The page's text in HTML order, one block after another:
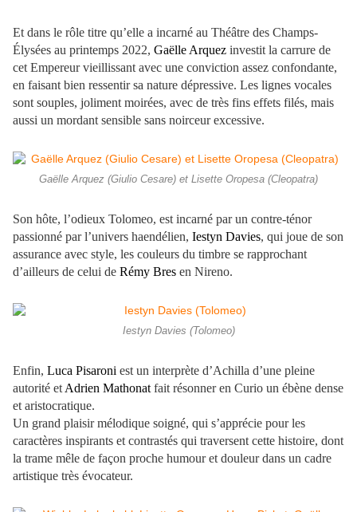
Et dans le rôle titre qu’elle a incarné au Théâtre des Champs-
Élysées au printemps 2022, Gaëlle Arquez investit la carrure de
cet Empereur vieillissant avec une conviction assez confondante,
en faisant bien ressentir sa nature dépressive. Les lignes vocales
sont souples, joliment moirées, avec de très fins effets filés, mais
aussi un mordant sensible sans noirceur excessive.
Gaëlle Arquez (Giulio Cesare) et Lisette Oropesa (Cleopatra)
Son hôte, l’odieux Tolomeo, est incarné par un contre-ténor
passionné par l’univers haendélien, Iestyn Davies, qui joue de son
assurance avec style, les couleurs du timbre se rapprochant
d’ailleurs de celui de Rémy Bres en Nireno.
Iestyn Davies (Tolomeo)
Enfin, Luca Pisaroni est un interprète d’Achilla d’une pleine
autorité et Adrien Mathonat fait résonner en Curio un ébène dense
et aristocratique.
Un grand plaisir mélodique soigné, qui s’apprécie pour les
caractères inspirants et contrastés qui traversent cette histoire, dont
la trame mêle de façon proche humour et douleur dans un cadre
artistique très évocateur.